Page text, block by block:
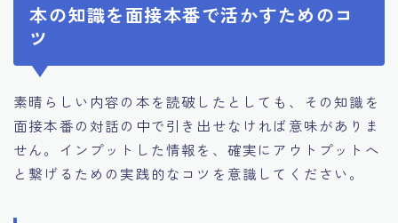
本の知識を面接本番で活かすためのコ
ツ
素晴らしい内容の本を読破したとしても、その知識を
面接本番の対話の中で引き出せなければ意味がありま
せん。インプットした情報を、確実にアウトプットへ
と繋げるための実践的なコツを意識してください。